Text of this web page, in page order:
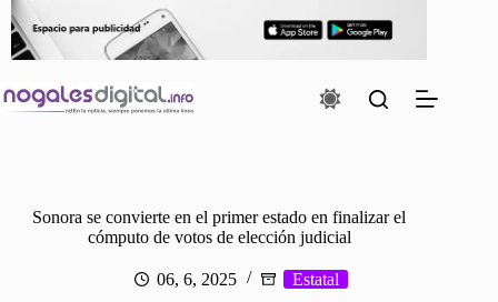
contenido
Sonora se convierte en el primer estado en finalizar el
cómputo de votos de elección judicial
06, 6, 2025 Estatal